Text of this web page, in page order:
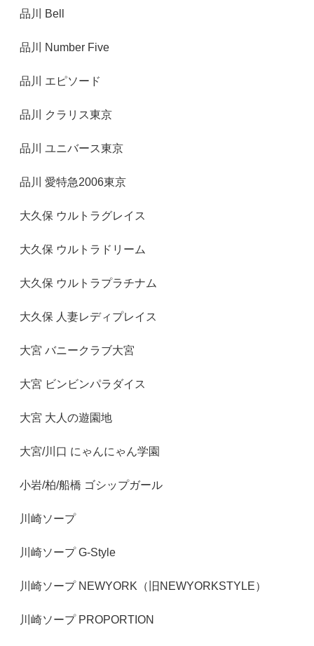
品川 Bell
品川 Number Five
品川 エピソード
品川 クラリス東京
品川 ユニバース東京
品川 愛特急2006東京
大久保 ウルトラグレイス
大久保 ウルトラドリーム
大久保 ウルトラプラチナム
大久保 人妻レディプレイス
大宮 バニークラブ大宮
大宮 ビンビンパラダイス
大宮 大人の遊園地
大宮/川口 にゃんにゃん学園
小岩/柏/船橋 ゴシップガール
川崎ソープ
川崎ソープ G-Style
川崎ソープ NEWYORK（旧NEWYORKSTYLE）
川崎ソープ PROPORTION